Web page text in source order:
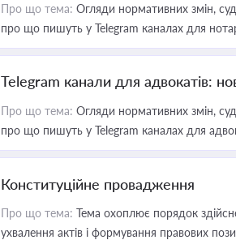
Про що тема: Огляди нормативних змін,
про що пишуть у Telegram каналах для
Telegram канали для адвокатів:
Про що тема: Огляди нормативних змін,
про що пишуть у Telegram каналах для
Конституційне провадження
Про що тема: Тема охоплює порядок
ухвалення актів і формування правових